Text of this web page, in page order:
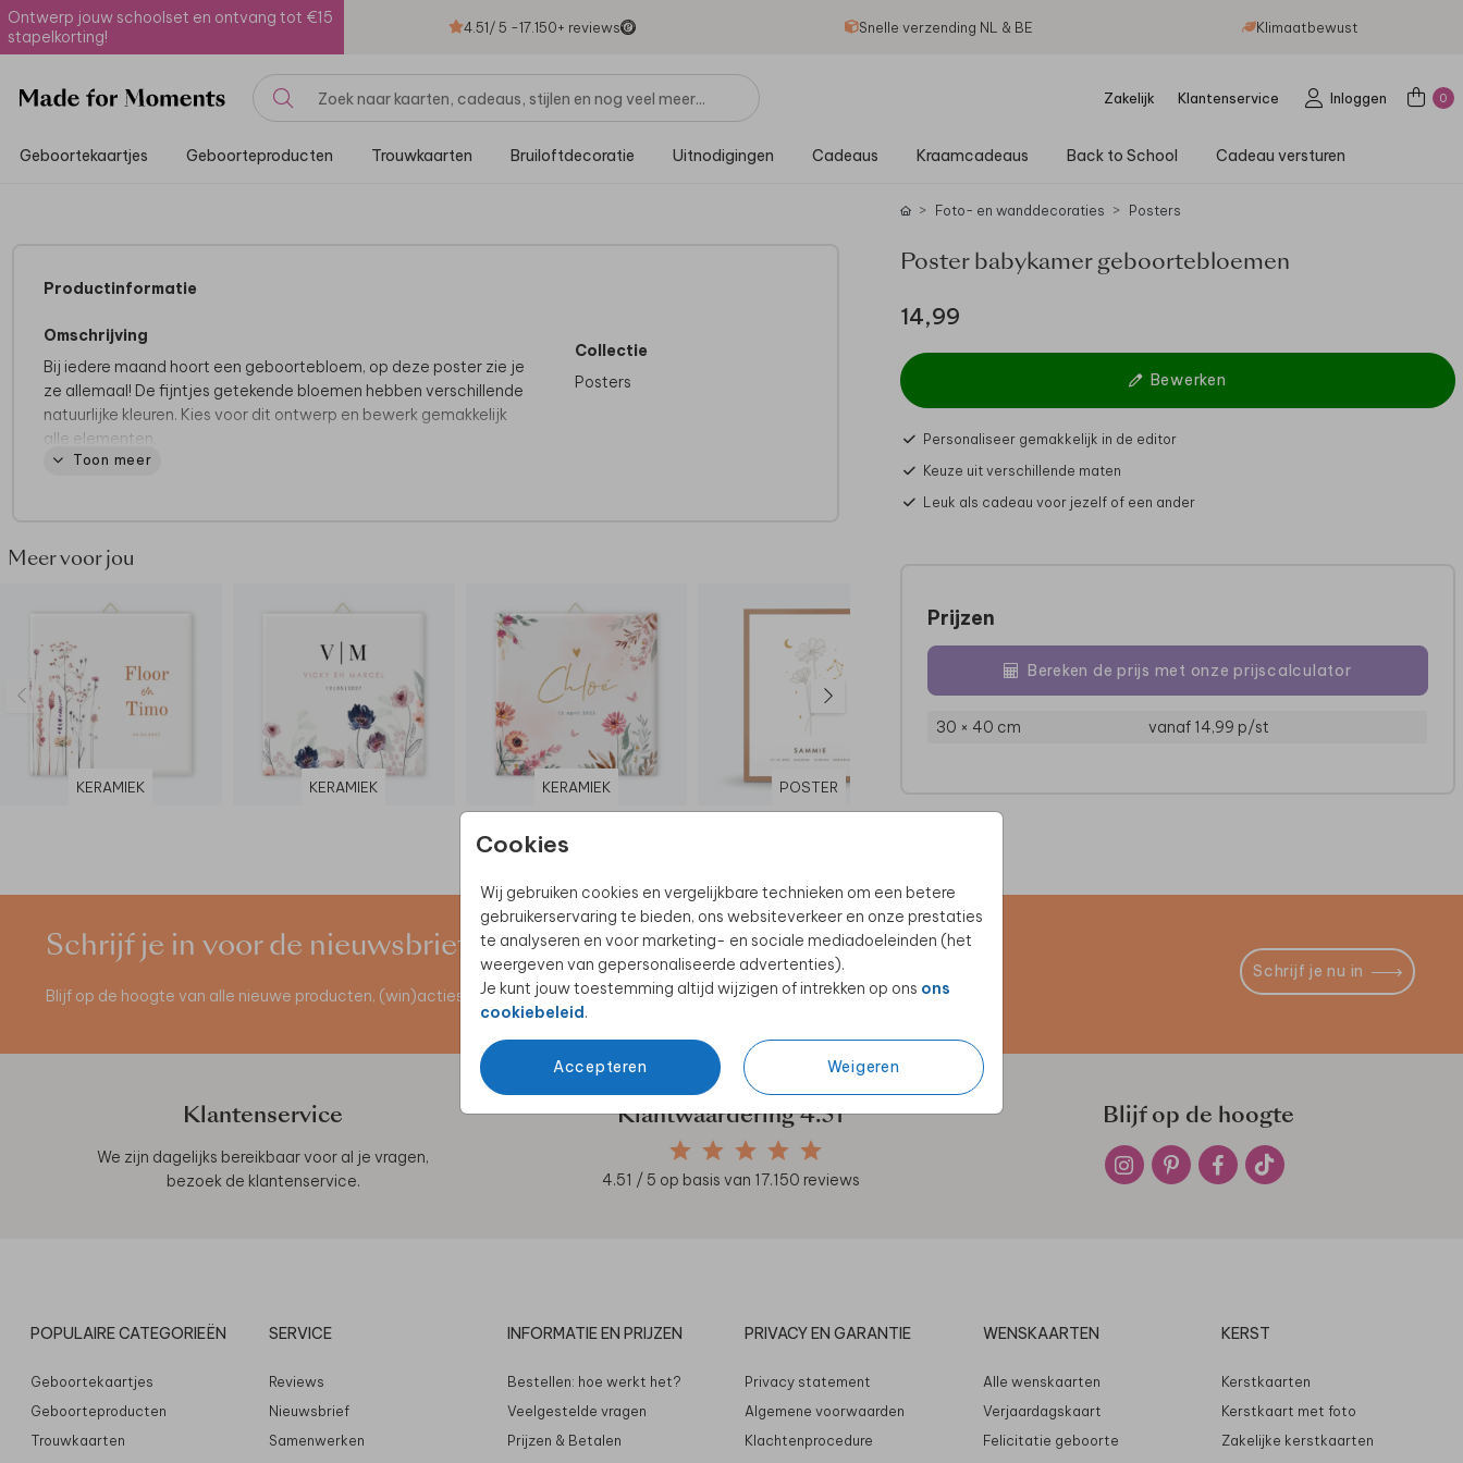
Ontwerp jouw schoolset en ontvang tot €15
stapelkorting!
4.51/ 5 -17.150+ reviews Snelle verzending NL & BE Klimaatbewust
Zakelijk Klantenservice Inloggen 0
Geboortekaartjes Geboorteproducten Trouwkaarten Bruiloftdecoratie Uitnodigingen Cadeaus Kraamcadeaus Back to School Cadeau versturen
Cookies
Wij gebruiken cookies en vergelijkbare technieken om een betere
gebruikerservaring te bieden, ons websiteverkeer en onze prestaties
te analyseren en voor marketing- en sociale mediadoeleinden (het
weergeven van gepersonaliseerde advertenties).
Je kunt jouw toestemming altijd wijzigen of intrekken op ons ons
cookiebeleid.
Accepteren Weigeren
Productinformatie
Omschrijving
Bij iedere maand hoort een geboortebloem, op deze poster zie je
ze allemaal! De fijntjes getekende bloemen hebben verschillende
natuurlijke kleuren. Kies voor dit ontwerp en bewerk gemakkelijk
alle elementen.
• Zonder foliedruk
De getoonde lijst is als voorbeeld en wordt
Shop een passende lijst naar keuze bij bijvoorbeeld Ikea, Hema of
bol.com
Toon meer
Collectie
Posters
Meer voor jou
KERAMIEK KERAMIEK KERAMIEK POSTER
Foto- en wanddecoraties Posters
Poster babykamer geboortebloemen
14,99
Bewerken
Personaliseer gemakkelijk in de editor
Keuze uit verschillende maten
Leuk als cadeau voor jezelf of een ander
Prijzen
Bereken de prijs met onze prijscalculator
30 × 40 cm vanaf 14,99 p/st
Schrijf je in voor de nieuwsbrief
Blijf op de hoogte van alle nieuwe producten, (win)acties en unieke samenwerkingen!
Schrijf je nu in
Klantenservice
We zijn dagelijks bereikbaar voor al je vragen,
bezoek de klantenservice.
Klantwaardering4.51
4.51 / 5 op basis van 17.150 reviews
Blijf op de hoogte
POPULAIRE CATEGORIEËN
Geboortekaartjes
Geboorteproducten
Trouwkaarten
SERVICE
Reviews
Nieuwsbrief
Samenwerken
INFORMATIE EN PRIJZEN
Bestellen: hoe werkt het?
Veelgestelde vragen
Prijzen & Betalen
PRIVACY EN GARANTIE
Privacy statement
Algemene voorwaarden
Klachtenprocedure
WENSKAARTEN
Alle wenskaarten
Verjaardagskaart
Felicitatie geboorte
KERST
Kerstkaarten
Kerstkaart met foto
Zakelijke kerstkaarten